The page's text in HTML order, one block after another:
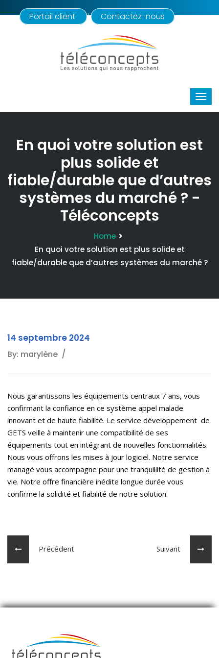
Portail client | Contactez-nous
En quoi votre solution est
plus solide et
fiable/durable que d’autres
systèmes du marché ? -
Téléconcepts
Home
En quoi votre solution est plus solide et
fiable/durable que d’autres systèmes du marché ?
14 septembre 2024
By: marylène
Nous garantissons les équipements centraux 7 ans, vous
confirmant la confiance en ce système appel malade
innovant et de haute fiabilité. Le service développement de
GETS veille à maintenir une compatibilité de ses
équipements tout en intégrant de nouvelles fonctionnalités.
Nous vous offrons les mises à jour logiciel. Notre service
managé vous accompagne pour une tranquillité de gestion à
vie. Notre offre financière inédite longue durée vous
confirme la solidité et fiabilité de notre solution.
Précédent Suivant